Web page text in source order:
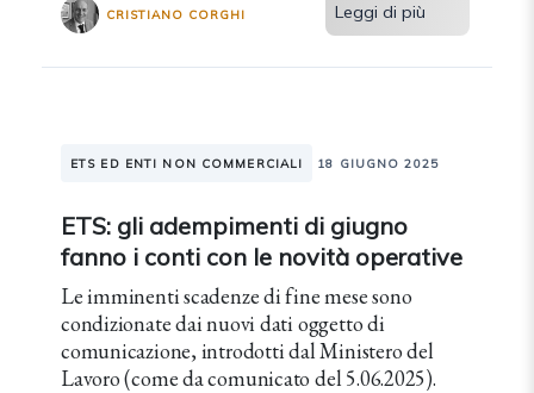
CRISTIANO CORGHI Leggi di più
ETS ED ENTI NON COMMERCIALI 18 GIUGNO 2025
ETS: gli adempimenti di giugno
fanno i conti con le novità operative
Le imminenti scadenze di fine mese sono
condizionate dai nuovi dati oggetto di
comunicazione, introdotti dal Ministero del
Lavoro (come da comunicato del 5.06.2025).